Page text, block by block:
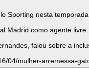
Sporting nesta
Madrid como agente
falou sobre a
04/mulher-arremessa-